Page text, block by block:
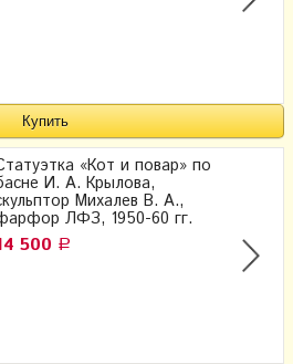
«Кот и повар» по
И. А. Крылова,
Михалев В. А.,
ЛФЗ, 1950-60 гг.
500 Р